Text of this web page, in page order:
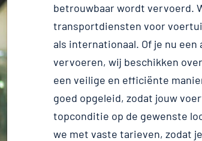
betrouwbaar wordt vervoerd.
transportdiensten voor
als internationaal. Of je nu
vervoeren, wij beschikken
een veilige en efficiënte
goed opgeleid, zodat jouw
topconditie op de gewenste
we met vaste tarieven, zodat